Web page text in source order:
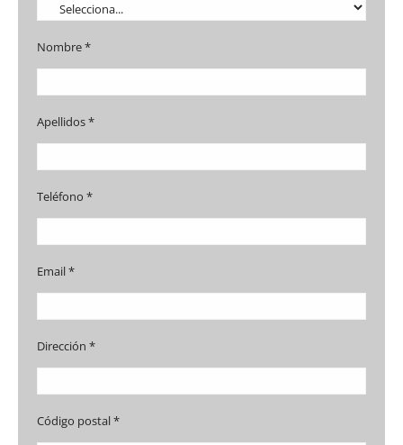
Nombre *
Apellidos *
Teléfono *
Email *
Dirección *
Código postal *